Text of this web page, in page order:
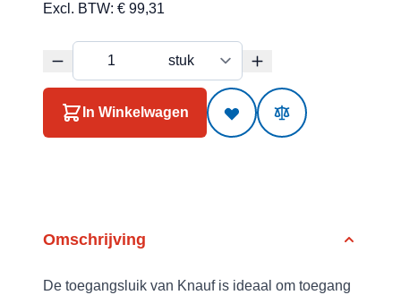
Excl. BTW: € 99,31
In Winkelwagen
Omschrijving
De toegangsluik van Knauf is ideaal om toegang